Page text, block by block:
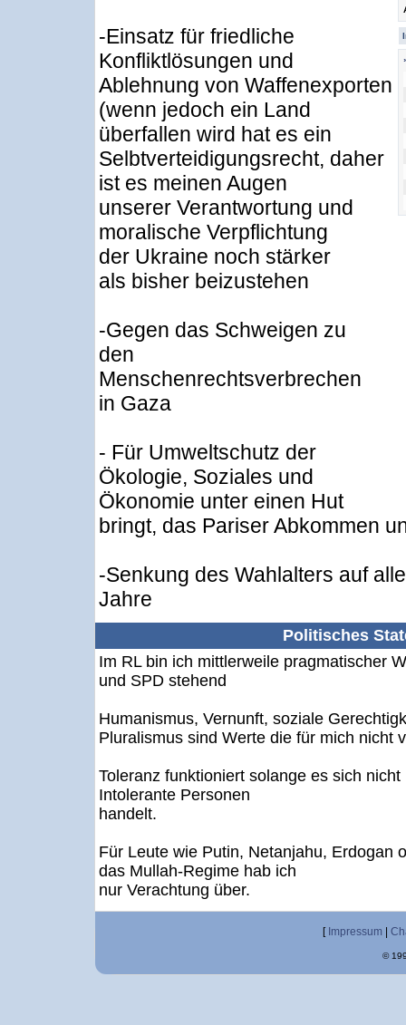
-Einsatz für friedliche
Konfliktlösungen und
Ablehnung von Waffenexporten
(wenn jedoch ein Land
überfallen wird hat es ein
Selbtverteidigungsrecht, daher
ist es meinen Augen
unserer Verantwortung und
moralische Verpflichtung
der Ukraine noch stärker
als bisher beizustehen
-Gegen das Schweigen zu
den
Menschenrechtsverbrechen
in Gaza
- Für Umweltschutz der
Ökologie, Soziales und
Ökonomie unter einen Hut
bringt, das Pariser Abkommen
-Senkung des Wahlalters auf
Jahre
Politisches
Im RL bin ich mittlerweile pragmatischer
und SPD stehend
Humanismus, Vernunft, soziale
Pluralismus sind Werte die für mich nicht
Toleranz funktioniert solange es sich nicht
Intolerante Personen
handelt.
Für Leute wie Putin, Netanjahu, Erdogan
das Mullah-Regime hab ich
nur Verachtung über.
[ Impressum
©